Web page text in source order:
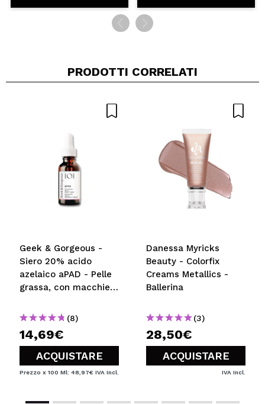
PRODOTTI CORRELATI
Geek & Gorgeous -
Siero 20% acido
azelaico aPAD - Pelle
grassa, con macchie o
(8)
14,69€
ACQUISTARE
Prezzo x 100 Ml: 48,97€ IVA Incl.
Danessa Myricks
Beauty - Colorfix
Creams Metallics -
Ballerina
(3)
28,50€
ACQUISTARE
IVA Incl.